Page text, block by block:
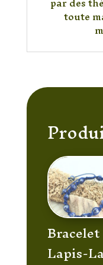
toute
Bracelet
Lapis-